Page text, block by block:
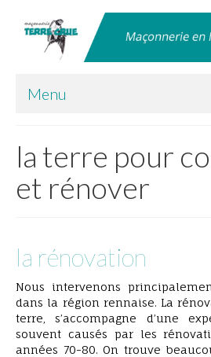
Menu
la terre pour
et rénover
la rénovation
Nous intervenons
dans la région rennaise. La
terre, s’accompagne d’une
souvent causés par les
années 70-80. On trouve
ravalement corps d’enduit
chaux EIRL Terre Crue